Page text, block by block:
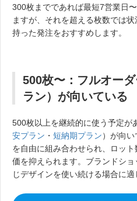
300枚までであれば最短7営業日
ますが、それを超える枚数では
持った発注をおすすめします。
500枚〜：フルオー
ラン）が向いている
500枚以上を継続的に使う予定が
安プラン ・ 短納期プラン）が向
を自由に組み合わせられ、ロッ
価を抑えられます。ブランドシ
じデザインを使い続ける場合に適